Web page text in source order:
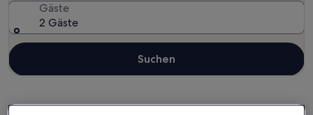
Gäste
2 Gäste
Suchen